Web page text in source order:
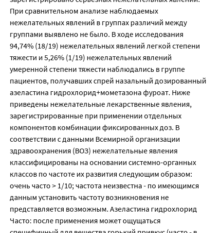
При сравнительном анализе наблюдаемых
нежелательных явлений в группах различий между
группами выявлено не было. В ходе исследования
94,74% (18/19) нежелательных явлений легкой степени
тяжести и 5,26% (1/19) нежелательных явлений
умеренной степени тяжести наблюдались в группе
пациентов, получавших спрей назальный дозированный
азеластина гидрохлорид+мометазона фуроат. Ниже
приведены нежелательные лекарственные явления,
зарегистрированные при применении отдельных
компонентов комбинации фиксированных доз. В
соответствии с данными Всемирной организации
здравоохранения (ВОЗ) нежелательные явления
классифицированы на основании системно-органных
классов по частоте их развития следующим образом:
очень часто > 1/10; частота неизвестна - по имеющимся
данным установить частоту возникновения не
представляется возможным. Азеластина гидрохлорид
Часто: после применения может ощущаться